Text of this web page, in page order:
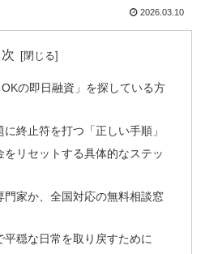
2026.03.10
次
の即日融資」を探している方
終止符を打つ「正しい手順」
リセットする具体的なステッ
門家か、全国対応の無料相談窓
平穏な日常を取り戻すために